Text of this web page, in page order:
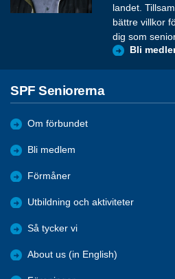
landet.
bättre villkor
dig som
Bli
SPF Seniorerna
Om förbundet
Bli medlem
Förmåner
Utbildning och aktiviteter
Så tycker vi
About us (in English)